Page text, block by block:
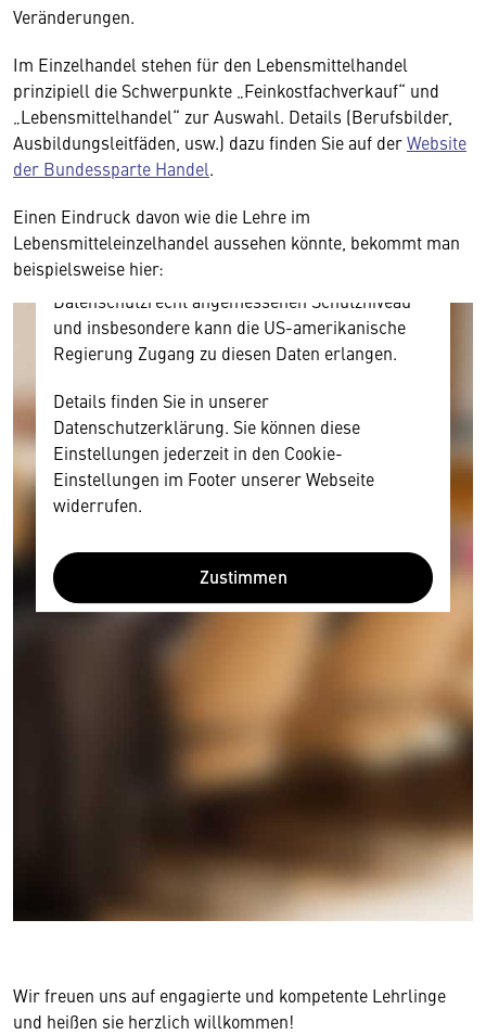
Veränderungen.
Im Einzelhandel stehen für den Lebensmittelhandel
prinzipiell die Schwerpunkte „Feinkostfachverkauf“ und
„Lebensmittelhandel“ zur Auswahl. Details (Berufsbilder,
Ausbildungsleitfäden, usw.) dazu finden Sie auf derWebsite
der Bundessparte Handel.
Einen Eindruck davon wie die Lehre im
Lebensmitteleinzelhandel aussehen könnte, bekommt man
beispielsweise hier:
Wir benötigen Ihre Zustimmung
Hier würden wir Ihnen gerne einen externen
Inhalt anzeigen. Dafür benötigen wir allerdings
Ihre Zustimmung, da Ihr Browser
und Nutzerverhalten mitunter mit US-
amerikanischen Anbietern austauscht.
Diese Daten unterliegen keinem dem EU-
Datenschutzrecht angemessenen Schutzniveau
und insbesondere kann die US-amerikanische
Regierung Zugang zu diesen Daten erlangen.
Details finden Sie in unserer
Datenschutzerklärung. Sie können diese
Einstellungen jederzeit in den Cookie-
Einstellungen im Footer unserer Webseite
widerrufen.
Zustimmen
Wir freuen uns auf engagierte und kompetente Lehrlinge
und heißen sie herzlich willkommen!